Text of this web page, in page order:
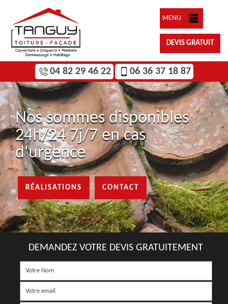
MENU
DEVIS GRATUIT
04 82 29 46 22 06 36 37 18 87
Nos sommes disponibles
24h/24 7j/7 en cas
d'urgence
RÉALISATIONS CONTACT
DEMANDEZ VOTRE DEVIS GRATUITEMENT